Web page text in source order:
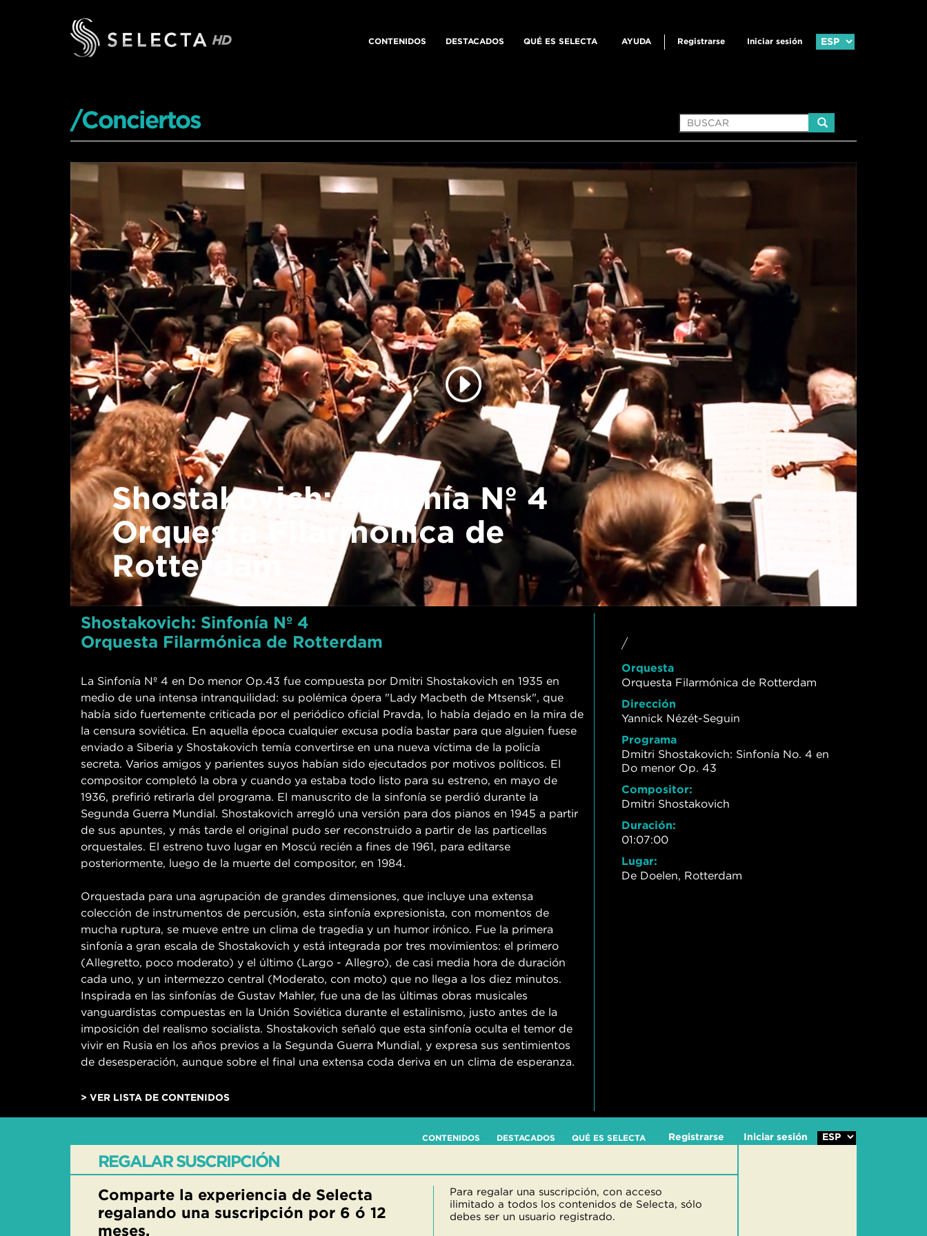
CONTENIDOS DESTACADOS QUÉ ES SELECTA AYUDA Iniciar sesión
Registrarse
/Conciertos
Shostakovich: Sinfonía Nº 4
Orquesta Filarmónica de
Rotterdam
Shostakovich: Sinfonía Nº 4
Orquesta Filarmónica de Rotterdam
La Sinfonía Nº 4 en Do menor Op.43 fue compuesta por Dmitri Shostakovich en 1935 en
medio de una intensa intranquilidad: su polémica ópera "Lady Macbeth de Mtsensk", que
había sido fuertemente criticada por el periódico oficial Pravda, lo había dejado en la mira de
la censura soviética. En aquella época cualquier excusa podía bastar para que alguien fuese
enviado a Siberia y Shostakovich temía convertirse en una nueva víctima de la policía
secreta. Varios amigos y parientes suyos habían sido ejecutados por motivos políticos. El
compositor completó la obra y cuando ya estaba todo listo para su estreno, en mayo de
1936, prefirió retirarla del programa. El manuscrito de la sinfonía se perdió durante la
Segunda Guerra Mundial. Shostakovich arregló una versión para dos pianos en 1945 a partir
de sus apuntes, y más tarde el original pudo ser reconstruido a partir de las particellas
orquestales. El estreno tuvo lugar en Moscú recién a fines de 1961, para editarse
posteriormente, luego de la muerte del compositor, en 1984.
Orquestada para una agrupación de grandes dimensiones, que incluye una extensa
colección de instrumentos de percusión, esta sinfonía expresionista, con momentos de
mucha ruptura, se mueve entre un clima de tragedia y un humor irónico. Fue la primera
sinfonía a gran escala de Shostakovich y está integrada por tres movimientos: el primero
(Allegretto, poco moderato) y el último (Largo - Allegro), de casi media hora de duración
cada uno, y un intermezzo central (Moderato, con moto) que no llega a los diez minutos.
Inspirada en las sinfonías de Gustav Mahler, fue una de las últimas obras musicales
vanguardistas compuestas en la Unión Soviética durante el estalinismo, justo antes de la
imposición del realismo socialista. Shostakovich señaló que esta sinfonía oculta el temor de
vivir en Rusia en los años previos a la Segunda Guerra Mundial, y expresa sus sentimientos
de desesperación, aunque sobre el final una extensa coda deriva en un clima de esperanza.
> VER LISTA DE CONTENIDOS
/
Orquesta
Orquesta Filarmónica de Rotterdam
Dirección
Yannick Nézét-Seguin
Programa
Dmitri Shostakovich: Sinfonía No. 4 en
Do menor Op. 43
Compositor:
Dmitri Shostakovich
Duración:
01:07:00
Lugar:
De Doelen, Rotterdam
CONTENIDOS DESTACADOS QUÉ ES SELECTA Iniciar sesión
Registrarse
REGALAR SUSCRIPCIÓN
Comparte la experiencia de Selecta
regalando una suscripción por 6 ó 12
meses.
Para regalar una suscripción, con acceso
ilimitado a todos los contenidos de Selecta, sólo
debes ser un usuario registrado.